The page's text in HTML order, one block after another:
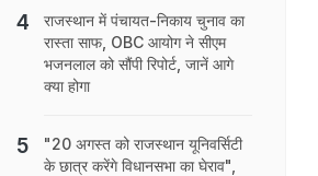
राजस्थान में पंचायत-निकाय चुनाव का
रास्ता साफ, OBC आयोग ने सीएम
भजनलाल को सौंपी रिपोर्ट, जानें आगे
क्या होगा
"20 अगस्त को राजस्थान यूनिवर्सिटी
के छात्र करेंगे विधानसभा का घेराव",